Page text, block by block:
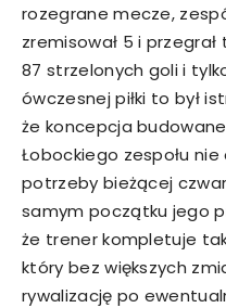
rozegrane mecze,
zremisował 5 i
87 strzelonych goli i
ówczesnej piłki to był
że koncepcja
Łobockiego zespołu nie
potrzeby bieżącej
samym początku jego
że trener kompletuje
który bez większych
rywalizację po